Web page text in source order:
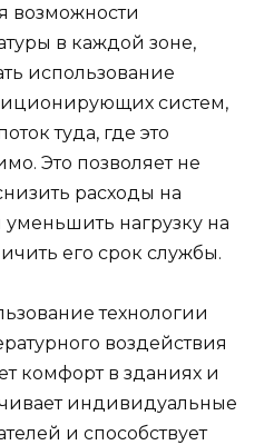
возможности
в каждой зоне,
использование
систем,
туда, где это
Это позволяет не
расходы на
нагрузку на
его срок службы.
технологии
воздействия
комфорт в зданиях и
индивидуальные
и способствует